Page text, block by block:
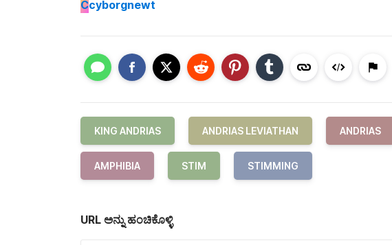
Ccyborgnewt
KING ANDRIAS ANDRIAS LEVIATHAN ANDRIAS
AMPHIBIA STIM STIMMING
URL ಅನ್ನು ಹಂಚಿಕೊಳ್ಳಿ